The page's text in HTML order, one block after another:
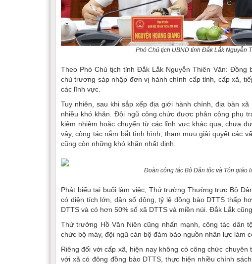
Phó Chủ tịch UBND tỉnh Đắk Lắk Nguyễn
Theo Phó Chủ tịch tỉnh Đắk Lắk Nguyễn Thiên Văn:
chủ trương sáp nhập đơn vị hành chính cấp tỉnh, cấp xã,
các lĩnh vực.
Tuy nhiên, sau khi sắp xếp địa giới hành chính, địa bàn
nhiều khó khăn. Đội ngũ công chức được phân công phụ
kiêm nhiệm hoặc chuyển từ các lĩnh vực khác qua, chưa
vậy, công tác nắm bắt tình hình, tham mưu giải quyết các
cũng còn những khó khăn nhất định.
Đoàn công tác Bộ Dân tộc và Tôn giáo
Phát biểu tại buổi làm việc, Thứ trường Thường trực Bộ
có diện tích lớn, dân số đông, tỷ lệ đồng bào DTTS thấp
DTTS và có hơn 50% số xã DTTS và miền núi. Đắk Lắk
Thứ trưởng Hồ Văn Niên cũng nhấn mạnh, công tác dân
chức bộ máy, đội ngũ cán bộ đảm bảo nguồn nhân lực làm
Riêng đối với cấp xã, hiện nay không có công chức
với xã có đông đồng bào DTTS, thực hiện nhiều chính